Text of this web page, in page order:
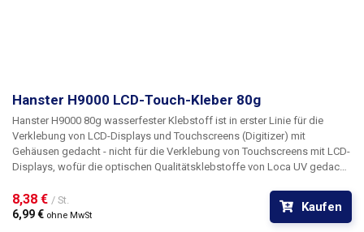
Hanster H9000 LCD-Touch-Kleber 80g
Hanster H9000 80g wasserfester Klebstoff ist in erster Linie für die
Verklebung von LCD-Displays und Touchscreens (Digitizer) mit
Gehäusen gedacht - nicht für die Verklebung von Touchscreens mit LCD-
Displays, wofür die optischen Qualitätsklebstoffe von Loca UV gedacht
Schmuck und Juwelen. Der Klebstoff wird mit zwei Applikationsnadeln
geliefert - einer Kunststoff- und einer Metallnadel. Abbindezeit: 10
8,38 € / St.
6,99 € ohne MwSt
Kaufen